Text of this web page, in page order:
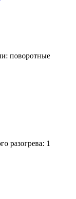
поворотные
разогрева: 1